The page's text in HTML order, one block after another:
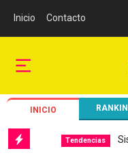
Inicio Contacto
INICIO
Tendencias Sismo de